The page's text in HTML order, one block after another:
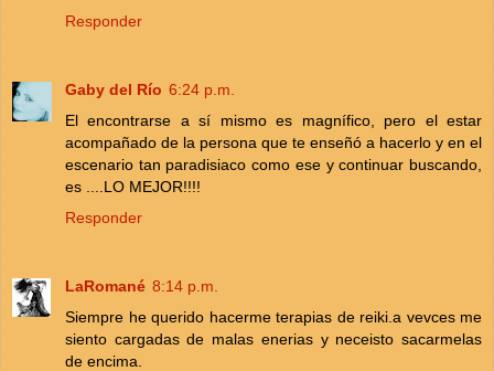
Responder
Gaby del Río 6:24 p.m.
El encontrarse a sí mismo es magnífico, pero el estar
acompañado de la persona que te enseñó a hacerlo y en el
escenario tan paradisiaco como ese y continuar buscando,
es ....LO MEJOR!!!!
Responder
LaRomané 8:14 p.m.
Siempre he querido hacerme terapias de reiki.a vevces me
siento cargadas de malas enerias y neceisto sacarmelas
de encima.